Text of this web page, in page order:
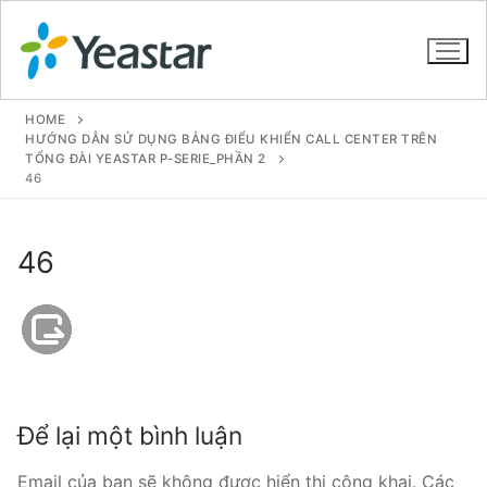
Tổng đài VoIP Yeastar S412
Tổng đài VoIP Yeastar S50
Tổng đài VoIP Yeastar S100
HOME
HƯỚNG DẪN SỬ DỤNG BẢNG ĐIỂU KHIỂN CALL CENTER TRÊN
TỔNG ĐÀI YEASTAR P-SERIE_PHẦN 2
46
46
Để lại một bình luận
Email của bạn sẽ không được hiển thị công khai. Các